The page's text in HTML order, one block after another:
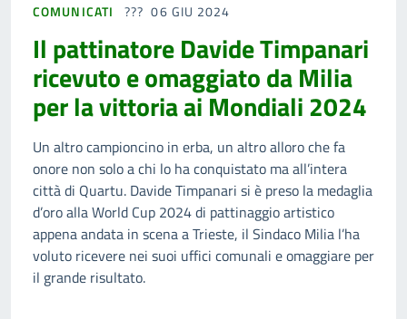
COMUNICATI 06 GIU 2024
Il pattinatore Davide Timpanari
ricevuto e omaggiato da Milia
per la vittoria ai Mondiali 2024
Un altro campioncino in erba, un altro alloro che fa
onore non solo a chi lo ha conquistato ma all’intera
città di Quartu. Davide Timpanari si è preso la medaglia
d’oro alla World Cup 2024 di pattinaggio artistico
appena andata in scena a Trieste, il Sindaco Milia l’ha
voluto ricevere nei suoi uffici comunali e omaggiare per
il grande risultato.